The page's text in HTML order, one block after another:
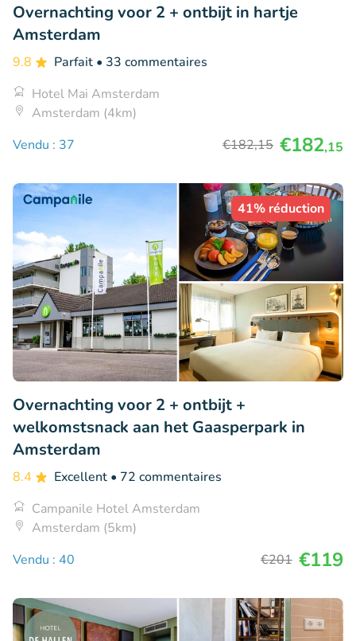
Overnachting voor 2 + ontbijt in hartje
Amsterdam
9.8 Parfait • 33 commentaires
Hotel Mai Amsterdam
Amsterdam (4km)
Vendu : 37
€182,15 €182,15
41% réduction
Overnachting voor 2 + ontbijt +
welkomstsnack aan het Gaasperpark in
Amsterdam
8.4 Excellent • 72 commentaires
Campanile Hotel Amsterdam
Amsterdam (5km)
Vendu : 40
€201 €119